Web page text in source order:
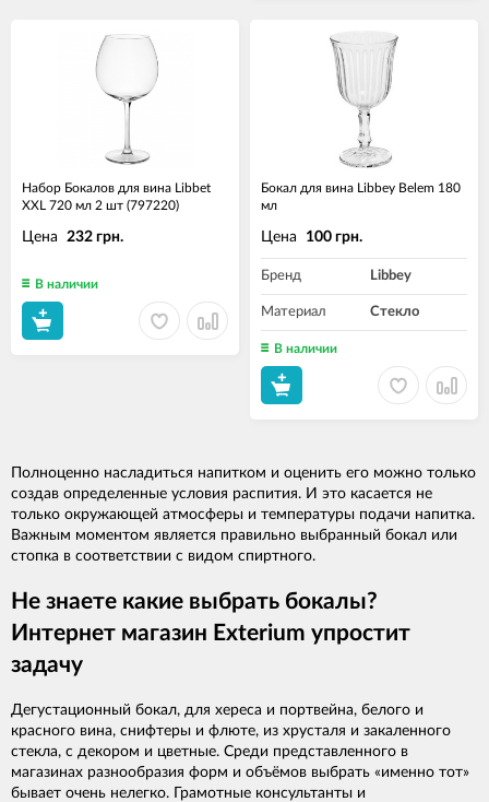
Набор Бокалов для вина Libbet
XXL 720 мл 2 шт (797220)
Цена 232 грн.
В наличии
Бокал для вина Libbey Belem 180
мл
Цена 100 грн.
Бренд Libbey
Материал Стекло
В наличии
Полноценно насладиться напитком и оценить его можно только
создав определенные условия распития. И это касается не
только окружающей атмосферы и температуры подачи напитка.
Важным моментом является правильно выбранный бокал или
стопка в соответствии с видом спиртного.
Не знаете какие выбрать бокалы?
Интернет магазин Exterium упростит
задачу
Дегустационный бокал, для хереса и портвейна, белого и
красного вина, снифтеры и флюте, из хрусталя и закаленного
стекла, с декором и цветные. Среди представленного в
магазинах разнообразия форм и объёмов выбрать «именно тот»
бывает очень нелегко. Грамотные консультанты и